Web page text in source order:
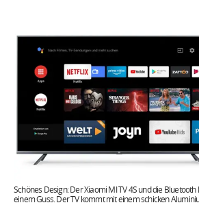
Schönes Design: Der Xiaomi MI TV 4S und die
einem Guss. Der TV kommt mit einem schicken